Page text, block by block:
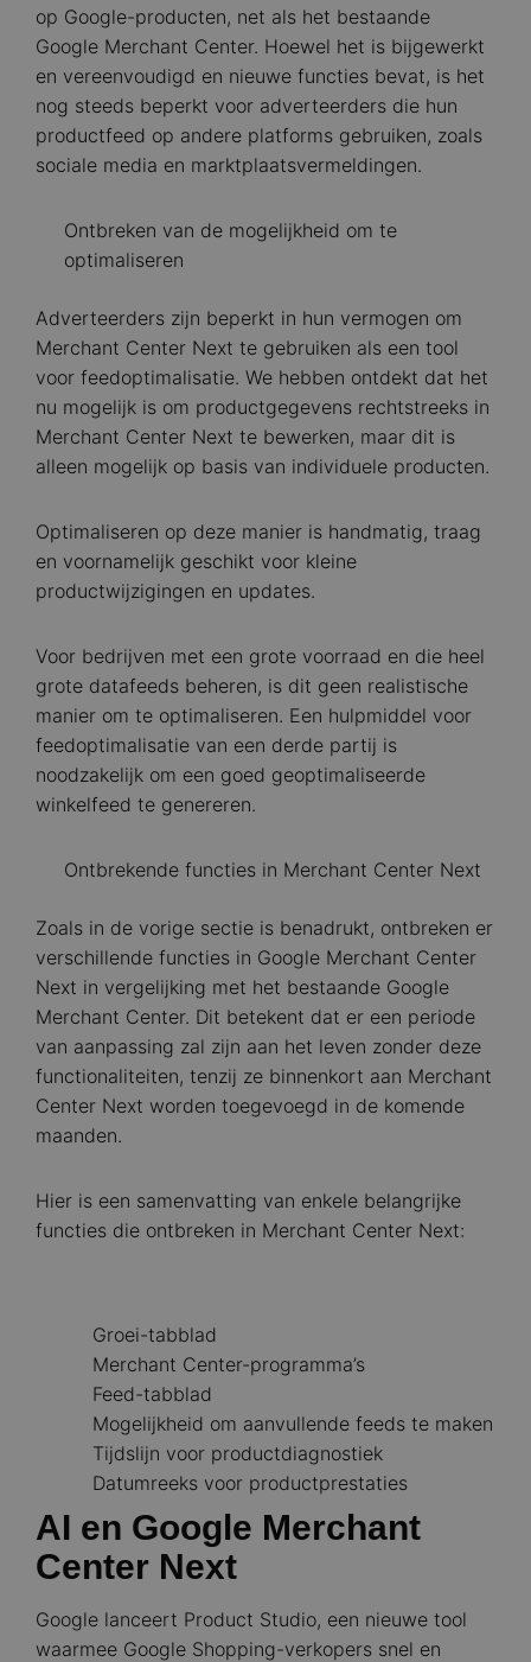
op Google-producten, net als het bestaande
Google Merchant Center. Hoewel het is bijgewerkt
en vereenvoudigd en nieuwe functies bevat, is het
nog steeds beperkt voor adverteerders die hun
productfeed op andere platforms gebruiken, zoals
sociale media en marktplaatsvermeldingen.
Ontbreken van de mogelijkheid om te
optimaliseren
Adverteerders zijn beperkt in hun vermogen om
Merchant Center Next te gebruiken als een tool
voor feedoptimalisatie. We hebben ontdekt dat het
nu mogelijk is om productgegevens rechtstreeks in
Merchant Center Next te bewerken, maar dit is
alleen mogelijk op basis van individuele producten.
Optimaliseren op deze manier is handmatig, traag
en voornamelijk geschikt voor kleine
productwijzigingen en updates.
Voor bedrijven met een grote voorraad en die heel
grote datafeeds beheren, is dit geen realistische
manier om te optimaliseren. Een hulpmiddel voor
feedoptimalisatie van een derde partij is
noodzakelijk om een goed geoptimaliseerde
winkelfeed te genereren.
Ontbrekende functies in Merchant Center Next
Zoals in de vorige sectie is benadrukt, ontbreken er
verschillende functies in Google Merchant Center
Next in vergelijking met het bestaande Google
Merchant Center. Dit betekent dat er een periode
van aanpassing zal zijn aan het leven zonder deze
functionaliteiten, tenzij ze binnenkort aan Merchant
Center Next worden toegevoegd in de komende
maanden.
Hier is een samenvatting van enkele belangrijke
functies die ontbreken in Merchant Center Next:
Groei-tabblad
Merchant Center-programma’s
Feed-tabblad
Mogelijkheid om aanvullende feeds te maken
Tijdslijn voor productdiagnostiek
Datumreeks voor productprestaties
AI en Google Merchant
Center Next
Google lanceert Product Studio, een nieuwe tool
waarmee Google Shopping-verkopers snel en